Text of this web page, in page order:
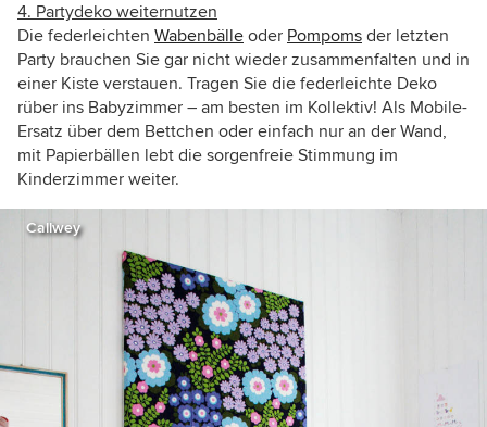
4. Partydeko weiternutzen
Die federleichten Wabenbälle oder Pompoms der letzten
Party brauchen Sie gar nicht wieder zusammenfalten und in
einer Kiste verstauen. Tragen Sie die federleichte Deko
rüber ins Babyzimmer – am besten im Kollektiv! Als Mobile-
Ersatz über dem Bettchen oder einfach nur an der Wand,
mit Papierbällen lebt die sorgenfreie Stimmung im
Kinderzimmer weiter.
Callwey